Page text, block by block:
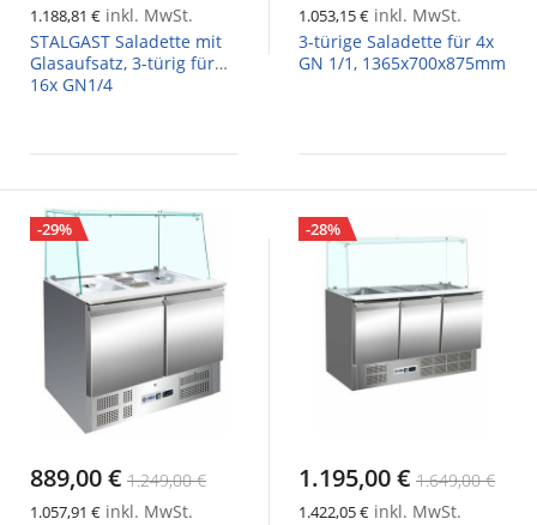
1.188,81 € inkl. MwSt.
STALGAST Saladette mit
Glasaufsatz, 3-türig für
16x GN1/4
1.053,15 € inkl. MwSt.
3-türige Saladette für 4x
GN 1/1, 1365x700x875mm
-29%
889,00 € 1.249,00 €
1.057,91 € inkl. MwSt.
-28%
1.195,00 € 1.649,00 €
1.422,05 € inkl. MwSt.